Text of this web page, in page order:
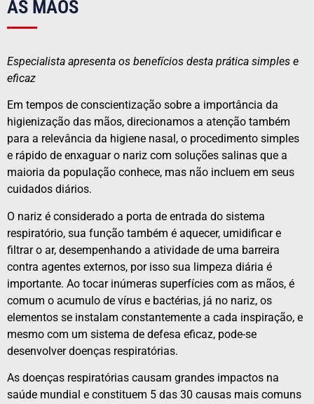
AS MÃOS
Especialista apresenta os benefícios desta prática simples e
eficaz
Em tempos de conscientização sobre a importância da
higienização das mãos, direcionamos a atenção também
para a relevância da higiene nasal, o procedimento simples
e rápido de enxaguar o nariz com soluções salinas que a
maioria da população conhece, mas não incluem em seus
cuidados diários.
O nariz é considerado a porta de entrada do sistema
respiratório, sua função também é aquecer, umidificar e
filtrar o ar, desempenhando a atividade de uma barreira
contra agentes externos, por isso sua limpeza diária é
importante. Ao tocar inúmeras superfícies com as mãos, é
comum o acumulo de vírus e bactérias, já no nariz, os
elementos se instalam constantemente a cada inspiração, e
mesmo com um sistema de defesa eficaz, pode-se
desenvolver doenças respiratórias.
As doenças respiratórias causam grandes impactos na
saúde mundial e constituem 5 das 30 causas mais comuns